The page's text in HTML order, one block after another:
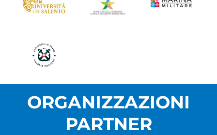
ORGANIZZAZIONI
PARTNER